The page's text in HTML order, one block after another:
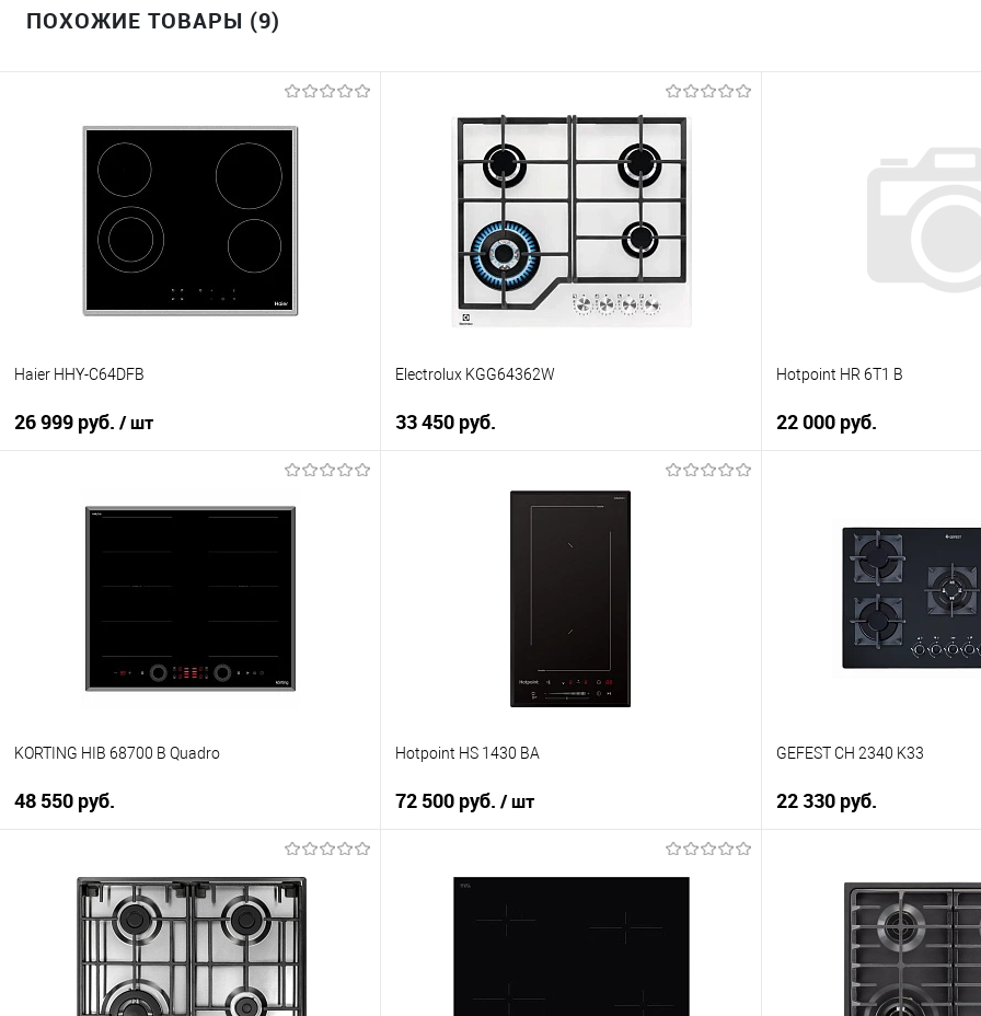
ПОХОЖИЕ ТОВАРЫ (9)
Haier HHY-C64DFB
26 999 руб. / шт
Electrolux KGG64362W
33 450 руб.
Hotpoint HR 6T1 B
22 000 руб.
Купить в 1 клик
К сравнению
В избранное
В наличии
KORTING HIB 68700 B Quadro
48 550 руб.
Купить в 1 клик
К сравнению
В избранное
В наличии
Hotpoint HS 1430 BA
72 500 руб. / шт
Купить в 1 клик
В наличии
GEFEST СН 2340 K33
22 330 руб.
Купить в 1 клик
К сравнению
В избранное
В наличии